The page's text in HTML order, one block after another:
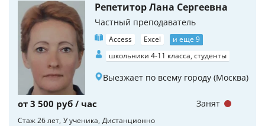
Репетитор Лана Сергеевна
Частный преподаватель
Access Excel
и еще 9
школьники 4-11 класса, студенты
Выезжает по всему городу (Москва)
от 3 500 руб / час
Стаж 26 лет У ученика Дистанционно
Занят